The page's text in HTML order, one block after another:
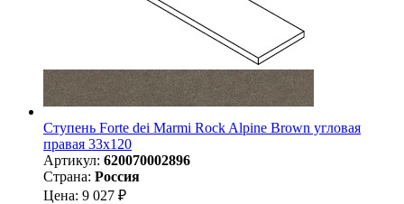
Ступень Forte dei Marmi Rock Alpine Brown угловая
правая 33x120
Артикул: 620070002896
Страна: Россия
Цена: 9 027 ₽